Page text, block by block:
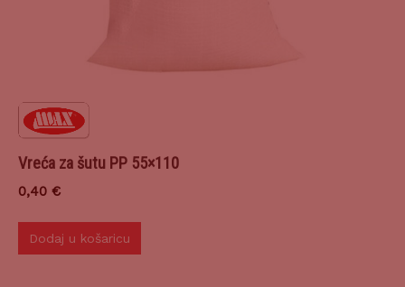
Vreća za šutu PP 55×110
0,40 €
Dodaj u košaricu